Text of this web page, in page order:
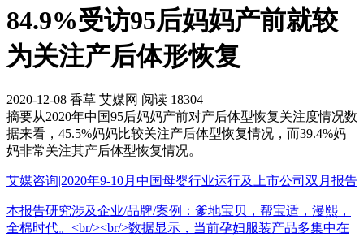
84.9%受访95后妈妈产前就较
为关注产后体形恢复
2020-12-08 香草 艾媒网 阅读 18304
摘要从2020年中国95后妈妈产前对产后体型恢复关注度情况数
据来看，45.5%妈妈比较关注产后体型恢复情况，而39.4%妈
妈非常关注其产后体型恢复情况。
艾媒咨询|2020年9-10月中国母婴行业运行及上市公司双月报告
本报告研究涉及企业/品牌/案例：爹地宝贝，帮宝适，漫熙，
全棉时代。<br/><br/>数据显示，当前孕妇服装产品多集中在